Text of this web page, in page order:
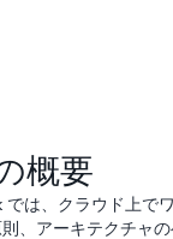
概要
は、クラウド上で
、アーキテクチャ